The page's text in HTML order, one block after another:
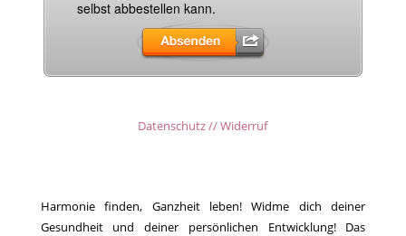
Datenschutz // Widerruf
Harmonie finden, Ganzheit leben! Widme dich deiner
Gesundheit und deiner persönlichen Entwicklung! Das